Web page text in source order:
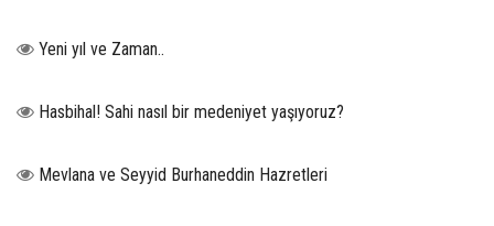
Yeni yıl ve Zaman..
Hasbihal! Sahi nasıl bir medeniyet yaşıyoruz?
Mevlana ve Seyyid Burhaneddin Hazretleri